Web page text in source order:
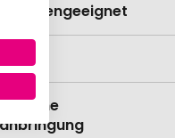
ohne